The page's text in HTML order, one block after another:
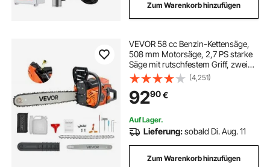
Zum Warenkorb hinzufügen
VEVOR 58 cc Benzin-Kettensäge,
508 mm Motorsäge, 2,7 PS starke
Säge mit rutschfestem Griff, zwei
Kraftstofftanks & Not-Aus-
Funktion, max. 11800 U/min zum
Holzfällen, Baumbeschneiden &
Roden
(4,251)
9290€
Auf Lager.
Lieferung:sobald Di. Aug. 11
Zum Warenkorb hinzufügen